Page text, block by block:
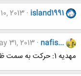
island1991
2013
nafis...
31, 2013
مهدیه 1: حرکت به سمت ظهور